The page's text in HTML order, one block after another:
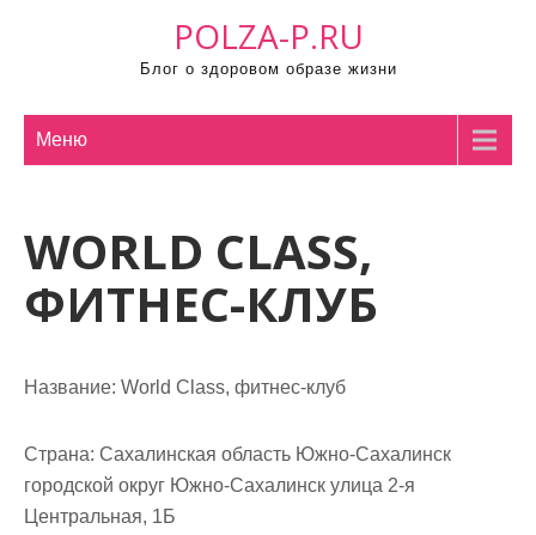
POLZA-P.RU
Блог о здоровом образе жизни
Меню
WORLD CLASS,
ФИТНЕС-КЛУБ
Название: World Class, фитнес-клуб
Страна: Сахалинская область Южно-Сахалинск
городской округ Южно-Сахалинск улица 2-я
Центральная, 1Б